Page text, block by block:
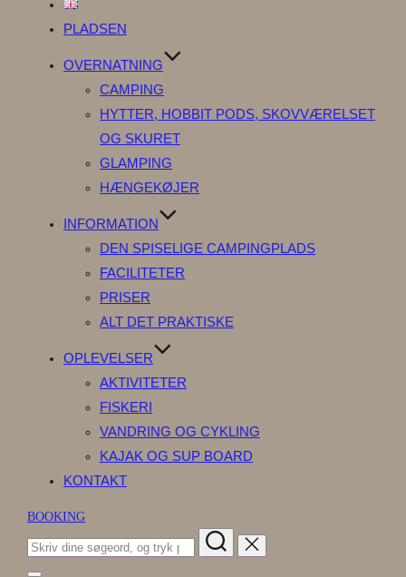
PLADSEN
OVERNATNING
CAMPING
HYTTER, HOBBIT PODS, SKOVVÆRELSET
OG SKURET
GLAMPING
HÆNGEKØJER
INFORMATION
DEN SPISELIGE CAMPINGPLADS
FACILITETER
PRISER
ALT DET PRAKTISKE
OPLEVELSER
AKTIVITETER
FISKERI
VANDRING OG CYKLING
KAJAK OG SUP BOARD
KONTAKT
BOOKING
Søg
efter: